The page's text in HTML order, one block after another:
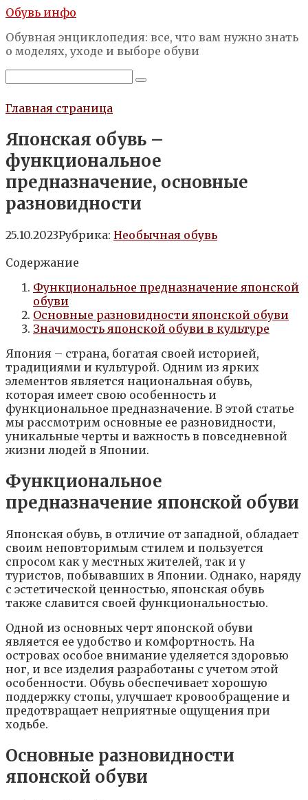
Перейти
контенту
Обувь инфо
Обувная энциклопедия: все, что вам нужно знать
о моделях, уходе и выборе обуви
Главная страница
Японская обувь –
функциональное
предназначение, основные
разновидности
25.10.2023Рубрика: Необычная обувь
Содержание
Функциональное предназначение японской
обуви
Основные разновидности японской обуви
Значимость японской обуви в культуре
Япония – страна, богатая своей историей,
традициями и культурой. Одним из ярких
элементов является национальная обувь,
которая имеет свою особенность и
функциональное предназначение. В этой статье
мы рассмотрим основные ее разновидности,
уникальные черты и важность в повседневной
жизни людей в Японии.
Функциональное
предназначение японской обуви
Японская обувь, в отличие от западной, обладает
своим неповторимым стилем и пользуется
спросом как у местных жителей, так и у
туристов, побывавших в Японии. Однако, наряду
с эстетической ценностью, японская обувь
также славится своей функциональностью.
Одной из основных черт японской обуви
является ее удобство и комфортность. На
островах особое внимание уделяется здоровью
ног, и все изделия разработаны с учетом этой
особенности. Обувь обеспечивает хорошую
поддержку стопы, улучшает кровообращение и
предотвращает неприятные ощущения при
ходьбе.
Основные разновидности
японской обуви